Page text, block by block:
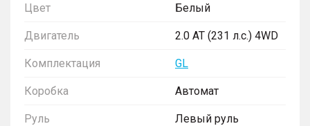
Цвет Белый
Двигатель 2.0 AT (231 л.с.) 4WD
Комплектация GL
Коробка Автомат
Руль Левый руль